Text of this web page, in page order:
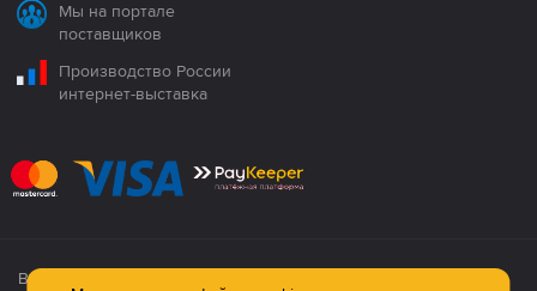
Мы на портале
поставщиков
Производство России
интернет-выставка
Все продукция сертифицирована. Использование